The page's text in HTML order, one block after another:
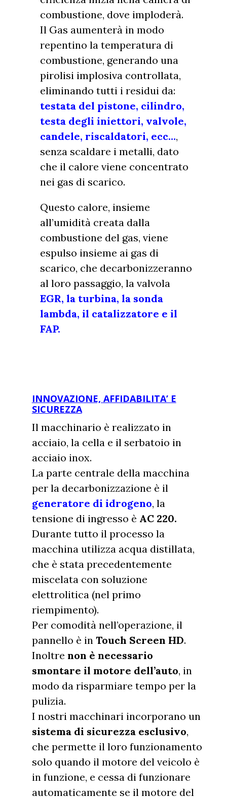
combustione, dove imploderà.
Il Gas aumenterà in modo
repentino la temperatura di
combustione, generando una
pirolisi implosiva controllata,
eliminando tutti i residui da:
testata del pistone, cilindro,
testa degli iniettori, valvole,
candele, riscaldatori, ecc…,
senza scaldare i metalli, dato
che il calore viene concentrato
nei gas di scarico.
Questo calore, insieme
all’umidità creata dalla
combustione del gas, viene
espulso insieme ai gas di
scarico, che decarbonizzeranno
al loro passaggio, la valvola
EGR, la turbina, la sonda
lambda, il catalizzatore e il
FAP.
INNOVAZIONE, AFFIDABILITA’ E
SICUREZZA
Il macchinario è realizzato in
acciaio, la cella e il serbatoio in
acciaio inox.
La parte centrale della macchina
per la decarbonizzazione è il
generatore di idrogeno, la
tensione di ingresso è AC 220.
Durante tutto il processo la
macchina utilizza acqua distillata,
che è stata precedentemente
miscelata con soluzione
elettrolitica (nel primo
riempimento).
Per comodità nell’operazione, il
pannello è in Touch Screen HD.
Inoltre non è necessario
smontare il motore dell’auto, in
modo da risparmiare tempo per la
pulizia.
I nostri macchinari incorporano un
sistema di sicurezza esclusivo,
che permette il loro funzionamento
solo quando il motore del veicolo è
in funzione, e cessa di funzionare
automaticamente se il motore del